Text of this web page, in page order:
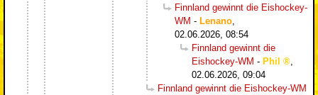
Finnland gewinnt die Eishockey-
WM - Lenano
02.06.2026, 08:54
Finnland gewinnt die
Eishockey-WM - Phil
02.06.2026, 09:04
Finnland gewinnt die Eishockey-WM